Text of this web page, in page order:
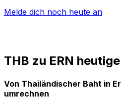
Melde dich noch heute an
THB zu ERN
Von Thailändischer Baht in
umrechnen